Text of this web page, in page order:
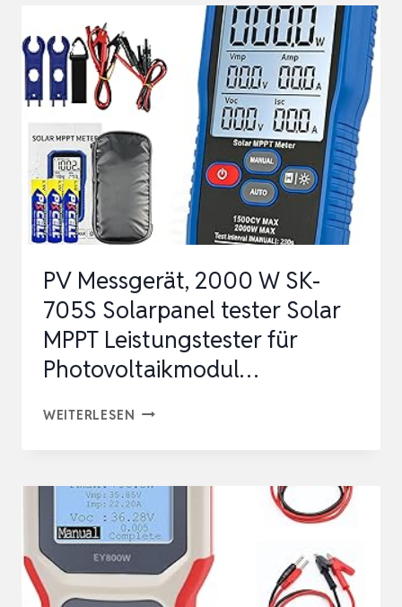
PV Messgerät, 2000 W SK-
705S Solarpanel tester Solar
MPPT Leistungstester für
Photovoltaikmodul…
WEITERLESEN PV
W
SK-
705S
SOLARPANEL
TESTER